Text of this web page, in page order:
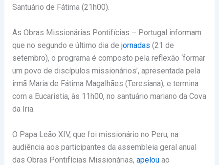
Santuário de Fátima (21h00).
As Obras Missionárias Pontifícias – Portugal informam
que no segundo e último dia de jornadas (21 de
setembro), o programa é composto pela reflexão ‘formar
um povo de discípulos missionários’, apresentada pela
irmã Maria de Fátima Magalhães (Teresiana), e termina
com a Eucaristia, às 11h00, no santuário mariano da Cova
da Iria.
O Papa Leão XIV, que foi missionário no Peru, na
audiência aos participantes da assembleia geral anual
das Obras Pontifícias Missionárias, apelouao